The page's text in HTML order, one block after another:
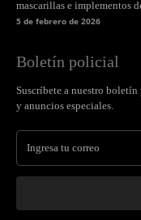
mascarillas e implementos
5 de febrero de 2026
Boletín policial
Suscríbete a nuestro
y anuncios especiales.